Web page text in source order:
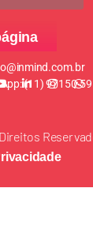
(11) 97150-